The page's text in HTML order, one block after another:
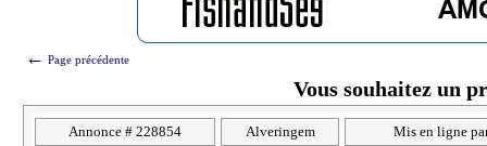
← Page précédente
Vous souhaitez un
Annonce # 228854 Alveringem Mis en ligne